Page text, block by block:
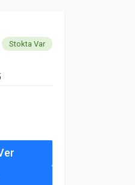
Stokta Var